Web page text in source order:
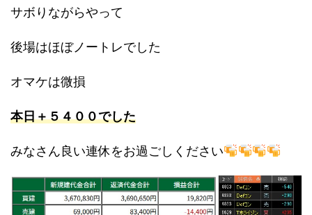
サボりながらやって
後場はほぼノートレでした
オマケは微損
本日＋５４００でした
みなさん良い連休をお過ごしください